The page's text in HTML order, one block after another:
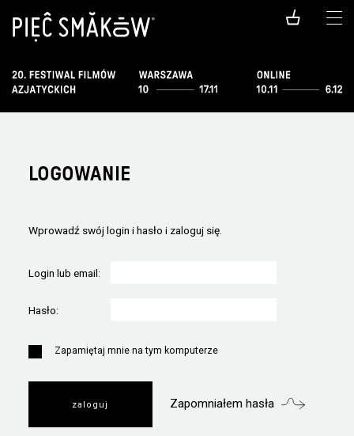
LOGOWANIE
Wprowadź swój login i hasło i zaloguj się.
Login lub email:
Hasło:
Zapamiętaj mnie na tym komputerze
Zapomniałem hasła